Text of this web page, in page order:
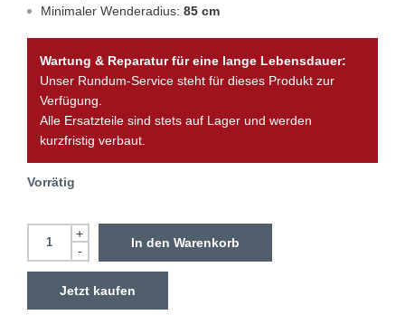
Minimaler Wenderadius: 85 cm
Wartung & Reparatur für eine lange Lebensdauer:
Unser Rundum-Service steht für dieses Produkt zur
Verfügung.
Alle Ersatzteile sind stets auf Lager und werden
kurzfristig verbaut.
Vorrätig
+
-
In den Warenkorb
Jetzt kaufen